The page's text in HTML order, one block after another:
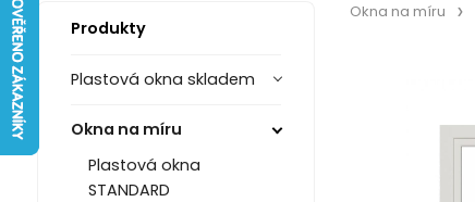
Produkty
Plastová okna skladem
Okna na míru
Plastová okna
STANDARD
Okna na míru